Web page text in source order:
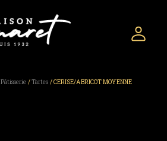
Pâtisserie /Tartes / CERISE/ABRICOT MOYENNE